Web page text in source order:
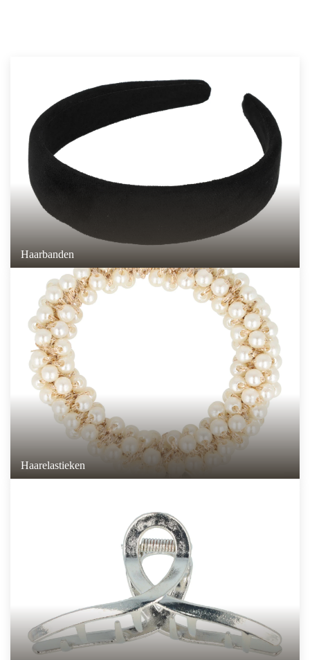
Haarbanden
Haarelastieken